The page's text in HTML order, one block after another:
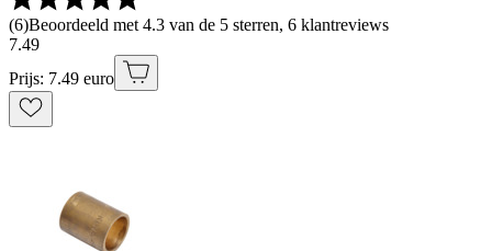
(6)Beoordeeld met 4.3 van de 5 sterren, 6 klantreviews
7.49
Prijs: 7.49 euro